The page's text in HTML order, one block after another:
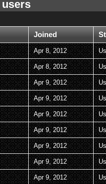
Joined
Apr 8, 2012
Apr 8, 2012
Apr 9, 2012
Apr 9, 2012
Apr 9, 2012
Apr 9, 2012
Apr 9, 2012
Apr 9, 2012
Apr 9, 2012